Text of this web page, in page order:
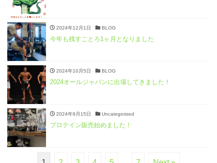
2024年12月1日 BLOG
今年も残すことろ1ヶ月となりました
2024年10月5日 BLOG
2024オールジャパンに出場してきました！
2024年9月15日 Uncategorized
プロテイン販売始めました！